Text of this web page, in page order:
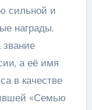
сильной и
награды.
а её имя
в качестве
«Семью